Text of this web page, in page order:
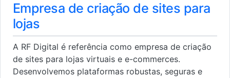
Empresa de criação de sites para
lojas
A RF Digital é referência como empresa de criação
de sites para lojas virtuais e e-commerces.
Desenvolvemos plataformas robustas, seguras e